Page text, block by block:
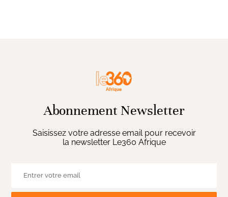
Abonnement Newsletter
Saisissez votre adresse email pour recevoir
la newsletter Le360 Afrique